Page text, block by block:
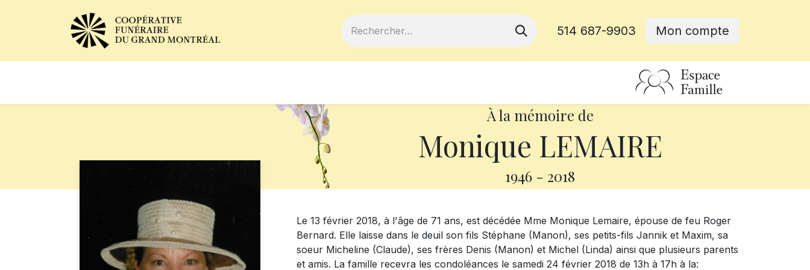
514 687-9903 Mon compte
À la mémoire de
Monique LEMAIRE
1946 - 2018
Le 13 février 2018, à l'âge de 71 ans, est décédée Mme Monique Lemaire, épouse de feu Roger
Bernard. Elle laisse dans le deuil son fils Stéphane (Manon), ses petits-fils Jannik et Maxim, sa
soeur Micheline (Claude), ses frères Denis (Manon) et Michel (Linda) ainsi que plusieurs parents
et amis. La famille recevra les condoléances le samedi 24 février 2018 de 13h à 17h à la: